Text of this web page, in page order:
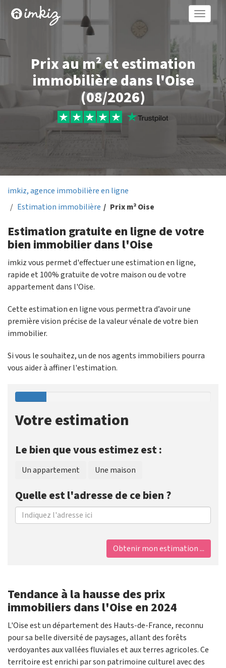
Toggle
Prix au m² et estimation
immobilière dans l'Oise
(08/2026)
imkiz, agence immobilière en ligne
Estimation immobilière
Prix m² Oise
Estimation gratuite en ligne de votre
bien immobilier dans l'Oise
imkiz vous permet d'effectuer une estimation en ligne,
rapide et 100% gratuite de votre maison ou de votre
appartement dans l'Oise.
Cette estimation en ligne vous permettra d’avoir une
première vision précise de la valeur vénale de votre bien
immobilier.
Si vous le souhaitez, un de nos agents immobiliers pourra
vous aider à affiner l'estimation.
Votre estimation
Le bien que vous estimez est :
Un appartement Une maison
Quelle est l'adresse de ce bien ?
Obtenir mon estimation ...
Tendance à la hausse des prix
immobiliers dans l'Oise en 2024
L'Oise est un département des Hauts-de-France, reconnu
pour sa belle diversité de paysages, allant des forêts
verdoyantes aux vallées fluviales et aux terres agricoles. Ce
territoire est enrichi par son patrimoine culturel avec des